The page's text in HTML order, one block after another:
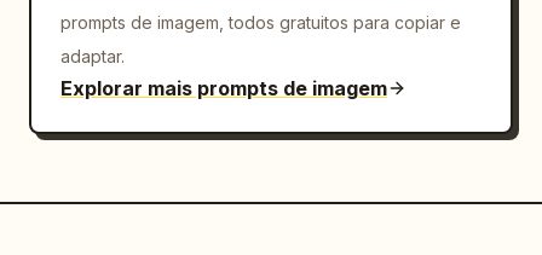
prompts de imagem, todos gratuitos para copiar e
adaptar.
Explorar mais prompts de imagem